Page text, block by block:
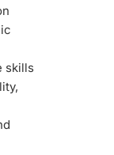
skills